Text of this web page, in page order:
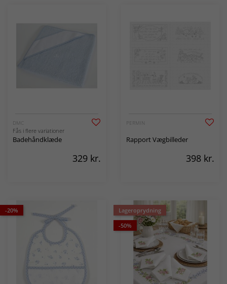
DMC
Fås i flere variationer
Badehåndklæde
329 kr.
PERMIN
Rapport Vægbilleder
398 kr.
-20%
Lageroprydning
-50%